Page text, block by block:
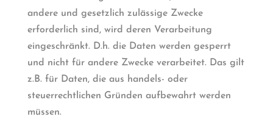
andere und gesetzlich zulässige Zwecke
erforderlich sind, wird deren Verarbeitung
eingeschränkt. D.h. die Daten werden gesperrt
und nicht für andere Zwecke verarbeitet. Das gilt
z.B. für Daten, die aus handels- oder
steuerrechtlichen Gründen aufbewahrt werden
müssen.